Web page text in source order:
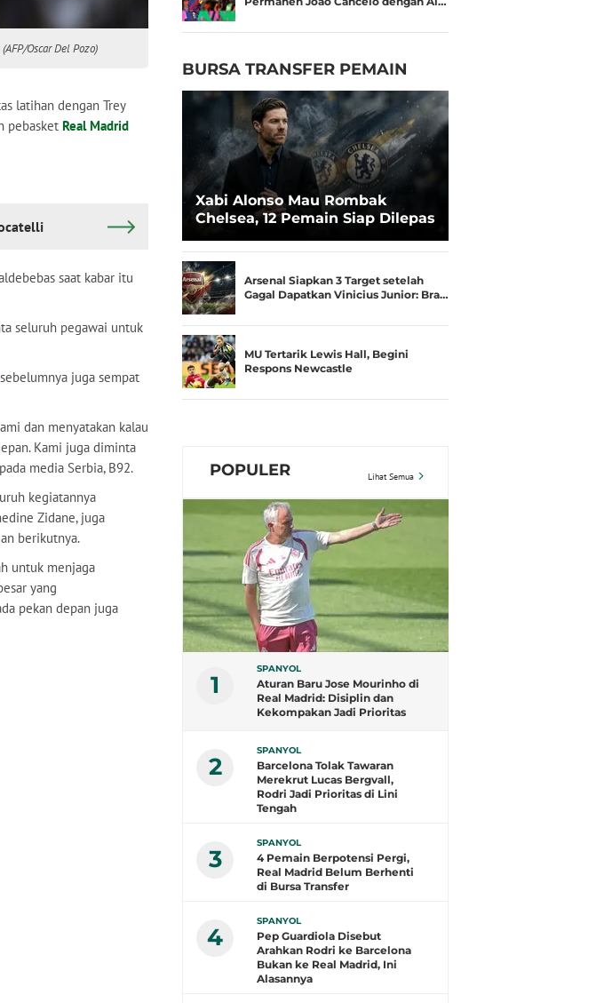
Oscar Del Pozo)
latihan dengan Trey
pebasket Real Madrid
saat kabar itu
seluruh pegawai untuk
juga sempat
dan menyatakan kalau
Kami juga diminta
media Serbia, B92.
kegiatannya
Zidane, juga
berikutnya.
untuk menjaga
yang
pekan depan juga
BURSA TRANSFER PEMAIN
Xabi Alonso Mau Rombak
Chelsea, 12 Pemain Siap Dilepas
Arsenal Siapkan 3 Target setelah
Gagal Dapatkan Vinicius Junior: Bra…
MU Tertarik Lewis Hall, Begini
Respons Newcastle
POPULER Lihat Semua
1
SPANYOL
Aturan Baru Jose Mourinho di
Real Madrid: Disiplin dan
Kekompakan Jadi Prioritas
2
SPANYOL
Barcelona Tolak Tawaran
Merekrut Lucas Bergvall,
Rodri Jadi Prioritas di Lini
Tengah
3
SPANYOL
4 Pemain Berpotensi Pergi,
Real Madrid Belum Berhenti
di Bursa Transfer
4
SPANYOL
Pep Guardiola Disebut
Arahkan Rodri ke Barcelona
Bukan ke Real Madrid, Ini
Alasannya